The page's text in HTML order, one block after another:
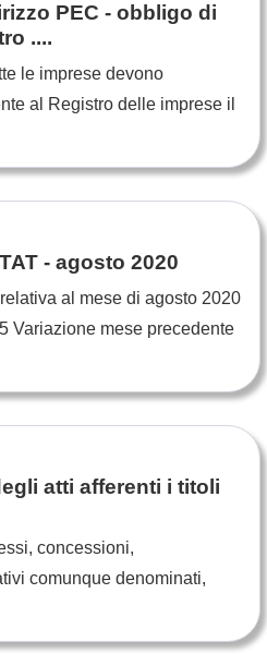
PEC - obbligo di
....
le imprese devono
al Registro delle imprese il
- agosto 2020
al mese di agosto 2020
Variazione mese precedente
atti afferenti i titoli
concessioni,
comunque denominati,